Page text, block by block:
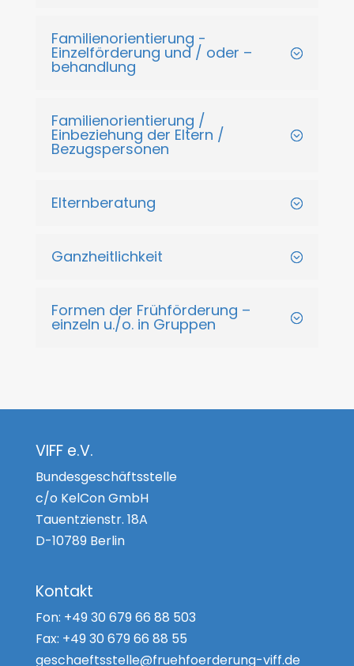
Familienorientierung -
Einzelförderung und / oder –
behandlung
Familienorientierung /
Einbeziehung der Eltern /
Bezugspersonen
Elternberatung
Ganzheitlichkeit
Formen der Frühförderung –
einzeln u./o. in Gruppen
VIFF e.V.
Bundesgeschäftsstelle
c/o KelCon GmbH
Tauentzienstr. 18A
D-10789 Berlin
Kontakt
Fon: +49 30 679 66 88 503
Fax: +49 30 679 66 88 55
geschaeftsstelle@fruehfoerderung-viff.de